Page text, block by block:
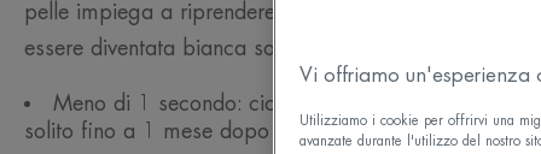
pelle impiega a riprendere il suo colore dopo
essere diventata bianca sotto la pressione del dito.
Meno di 1 secondo: cicatrice non matura (di
solito fino a 1 mese dopo la chiusura della ferita).
Vi offriamo
Utilizziamo i cookie per offrirvi una
avanzate durante l'utilizzo del nostro